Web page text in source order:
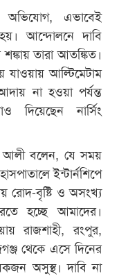
অভিযোগ, এভাবেই
আন্দোলনে দাবি
তারা আতঙ্কিত।
যাওয়ায় আল্টিমেটাম
না হওয়া পর্যন্ত
দিয়েছেন নার্সিং
আলী বলেন, যে সময়
ইন্টার্নশিপে
রোদ-বৃষ্টি ও অসংখ্য
হচ্ছে আমাদের।
রাজশাহী, রংপুর,
থেকে এসে দিনের
অসুস্থ। দাবি না